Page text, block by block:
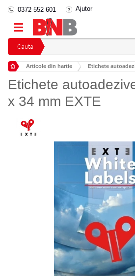
Cauta
0372 552 601 Ajutor
Articole din hartie Etichete
Etichete
x 34 mm EXTE